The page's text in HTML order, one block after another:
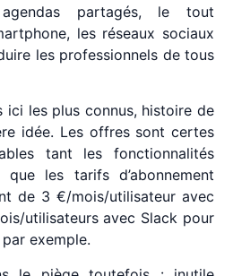
partagés, le tout
les réseaux sociaux
les professionnels de tous
ici les plus connus, histoire de
idée. Les offres sont certes
tant les fonctionnalités
les tarifs d’abonnement
de 3 €/mois/utilisateur avec
utilisateurs avec Slack pour
exemple.